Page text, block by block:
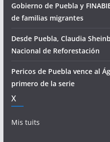
Gobierno de Puebla y
de familias migrantes
Desde Puebla, Claudia
Nacional de Reforestación
Pericos de Puebla vence al
primero de la serie
X
Mis tuits